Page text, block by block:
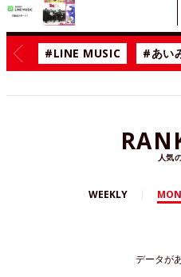
#LINE MUSIC #あい
人気
WEEKLY
データが